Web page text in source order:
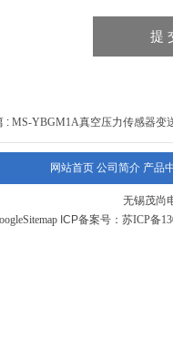
: MS-YBGM1A真空压力传感器变
网站首页 公司简介 产品
无锡茂尚
ICP备案号： 苏ICP备